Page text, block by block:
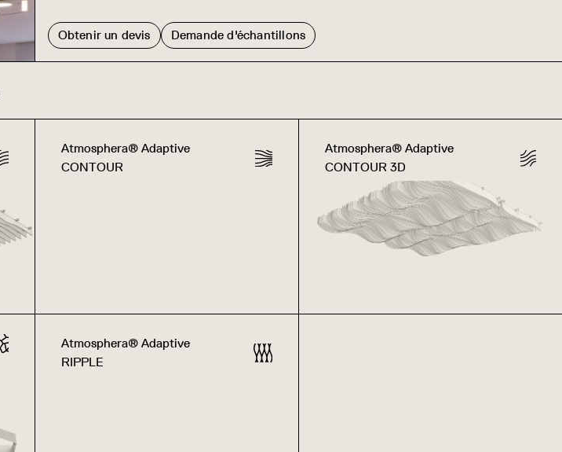
Obtenir un devis Demande d'échantillons
Atmosphera® Adaptive
CONTOUR
Atmosphera® Adaptive
CONTOUR 3D
Atmosphera® Adaptive
RIPPLE